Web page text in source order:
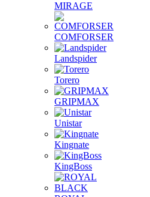
MIRAGE
COMFORSER
Landspider
Torero
GRIPMAX
Unistar
Kingnate
KingBoss